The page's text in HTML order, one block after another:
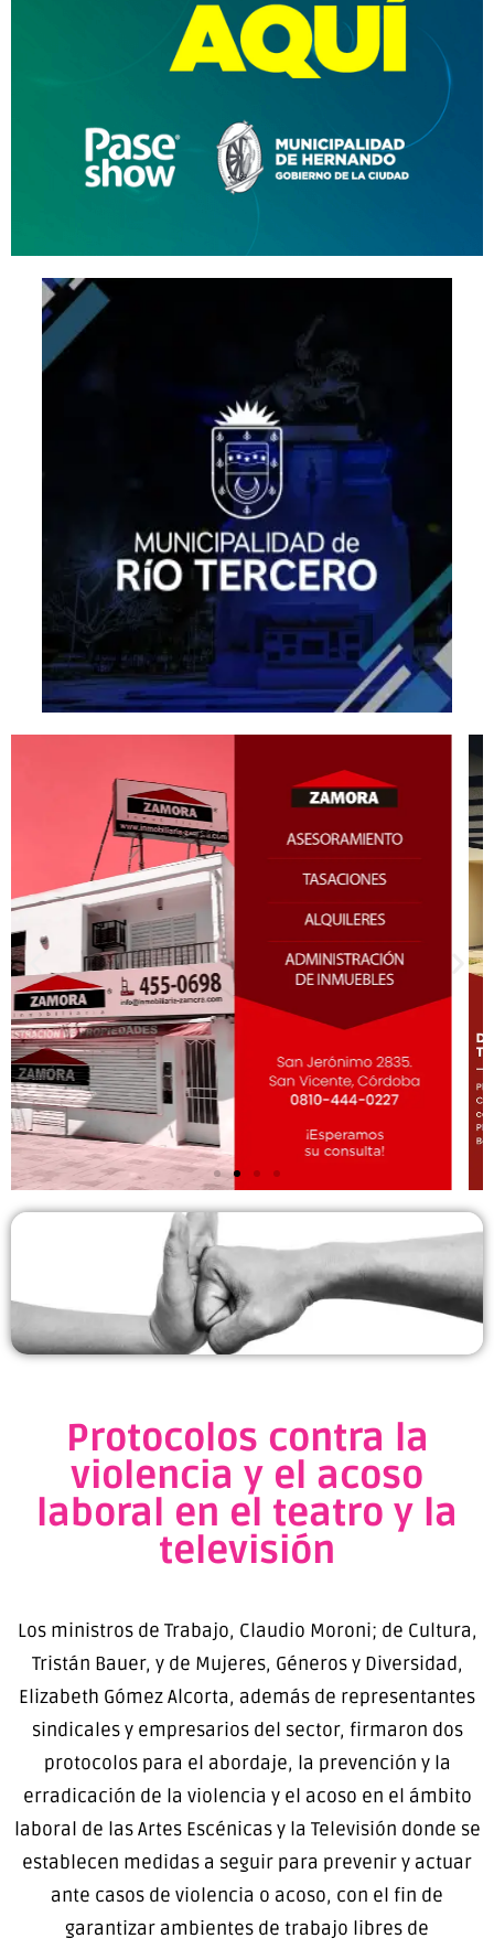
Protocolos contra la
violencia y el acoso
laboral en el teatro y la
televisión
Los ministros de Trabajo, Claudio Moroni; de Cultura,
Tristán Bauer, y de Mujeres, Géneros y Diversidad,
Elizabeth Gómez Alcorta, además de representantes
sindicales y empresarios del sector, firmaron dos
protocolos para el abordaje, la prevención y la
erradicación de la violencia y el acoso en el ámbito
laboral de las Artes Escénicas y la Televisión donde se
establecen medidas a seguir para prevenir y actuar
ante casos de violencia o acoso, con el fin de
garantizar ambientes de trabajo libres de